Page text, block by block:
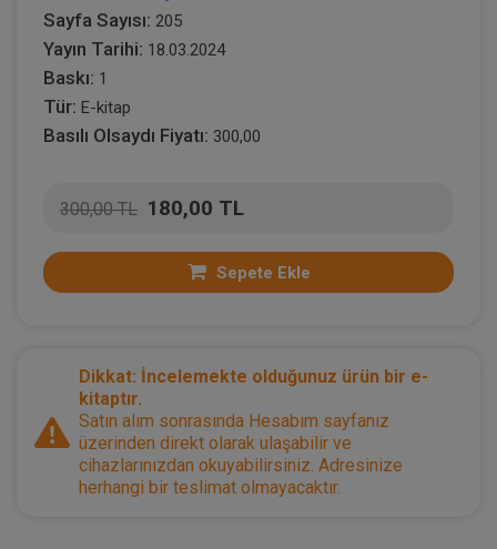
Sayfa Sayısı: 205
Yayın Tarihi: 18.03.2024
Baskı: 1
Tür: E-kitap
Basılı Olsaydı Fiyatı: 300,00
300,00 TL 180,00 TL
Sepete Ekle
Dikkat: İncelemekte olduğunuz ürün bir e-
kitaptır.
Satın alım sonrasında Hesabım sayfanız
üzerinden direkt olarak ulaşabilir ve
cihazlarınızdan okuyabilirsiniz. Adresinize
herhangi bir teslimat olmayacaktır.